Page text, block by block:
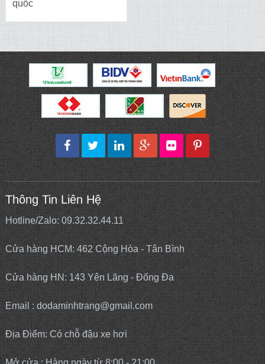
quốc
Thông Tin Liên Hệ
Hotline/Zalo: 09.32.32.44.11
Cửa hàng HCM: 462 Cộng Hòa - Tân Bình
Cửa hàng HN: 143 Yên Lãng - Đống Đa
Email : dodaminhtrang@gmail.com
Địa Điểm: Có chỗ đậu xe hơi